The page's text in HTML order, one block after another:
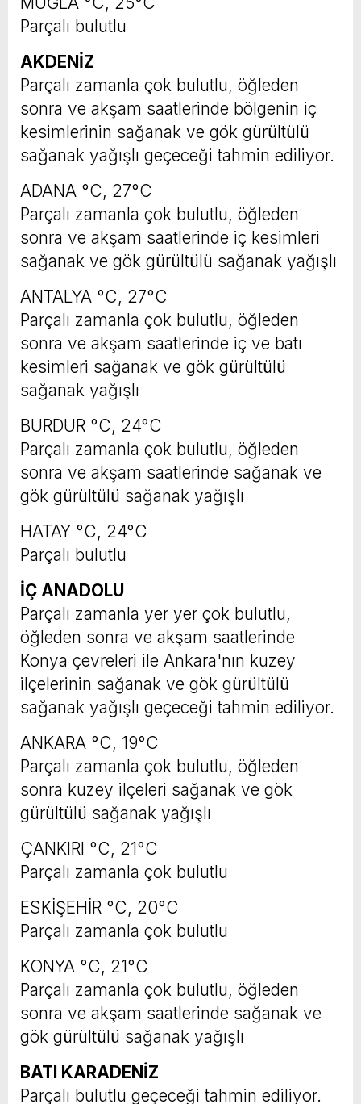
Parçalı bulutlu
AKDENİZ
Parçalı zamanla çok bulutlu, öğleden
sonra ve akşam saatlerinde bölgenin iç
kesimlerinin sağanak ve gök gürültülü
sağanak yağışlı geçeceği tahmin ediliyor.
ADANA °C, 27°C
Parçalı zamanla çok bulutlu, öğleden
sonra ve akşam saatlerinde iç kesimleri
sağanak ve gök gürültülü sağanak yağışlı
ANTALYA °C, 27°C
Parçalı zamanla çok bulutlu, öğleden
sonra ve akşam saatlerinde iç ve batı
kesimleri sağanak ve gök gürültülü
sağanak yağışlı
BURDUR °C, 24°C
Parçalı zamanla çok bulutlu, öğleden
sonra ve akşam saatlerinde sağanak ve
gök gürültülü sağanak yağışlı
HATAY °C, 24°C
Parçalı bulutlu
İÇ ANADOLU
Parçalı zamanla yer yer çok bulutlu,
öğleden sonra ve akşam saatlerinde
Konya çevreleri ile Ankara'nın kuzey
ilçelerinin sağanak ve gök gürültülü
sağanak yağışlı geçeceği tahmin ediliyor.
ANKARA °C, 19°C
Parçalı zamanla çok bulutlu, öğleden
sonra kuzey ilçeleri sağanak ve gök
gürültülü sağanak yağışlı
ÇANKIRI °C, 21°C
Parçalı zamanla çok bulutlu
ESKİŞEHİR °C, 20°C
Parçalı zamanla çok bulutlu
KONYA °C, 21°C
Parçalı zamanla çok bulutlu, öğleden
sonra ve akşam saatlerinde sağanak ve
gök gürültülü sağanak yağışlı
BATI KARADENİZ
Parçalı bulutlu geçeceği tahmin ediliyor.